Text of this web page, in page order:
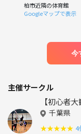
柏市近隣の体育館
Googleマップで表示
今
主催サークル
【初心者
千葉県
★★★★★